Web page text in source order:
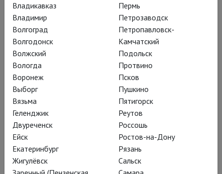
Курентзис: Милосердие Тита
Владикавказ
Владимир
Волгоград
Волгодонск
Волжский
Вологда
Воронеж
Выборг
Вязьма
Геленджик
Двуреченск
Ейск
Екатеринбург
Жигулёвск
Пермь
Петрозаводск
Петропавловск-
Камчатский
Подольск
Протвино
Псков
Пушкино
Пятигорск
Реутов
Россошь
Ростов-на-Дону
Рязань
Сальск